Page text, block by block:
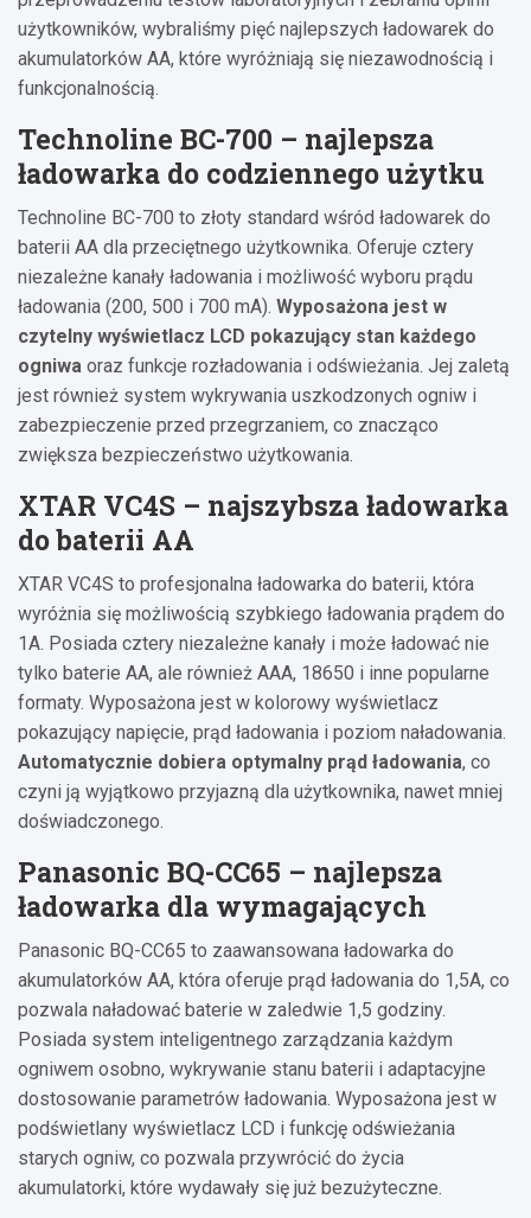
użytkowników, wybraliśmy pięć najlepszych ładowarek do
akumulatorków AA, które wyróżniają się niezawodnością i
funkcjonalnością.
Technoline BC-700 – najlepsza
ładowarka do codziennego użytku
Technoline BC-700 to złoty standard wśród ładowarek do
baterii AA dla przeciętnego użytkownika. Oferuje cztery
niezależne kanały ładowania i możliwość wyboru prądu
ładowania (200, 500 i 700 mA). Wyposażona jest w
czytelny wyświetlacz LCD pokazujący stan każdego
ogniwa oraz funkcje rozładowania i odświeżania. Jej zaletą
jest również system wykrywania uszkodzonych ogniw i
zabezpieczenie przed przegrzaniem, co znacząco
zwiększa bezpieczeństwo użytkowania.
XTAR VC4S – najszybsza ładowarka
do baterii AA
XTAR VC4S to profesjonalna ładowarka do baterii, która
wyróżnia się możliwością szybkiego ładowania prądem do
1A. Posiada cztery niezależne kanały i może ładować nie
tylko baterie AA, ale również AAA, 18650 i inne popularne
formaty. Wyposażona jest w kolorowy wyświetlacz
pokazujący napięcie, prąd ładowania i poziom naładowania.
Automatycznie dobiera optymalny prąd ładowania, co
czyni ją wyjątkowo przyjazną dla użytkownika, nawet mniej
doświadczonego.
Panasonic BQ-CC65 – najlepsza
ładowarka dla wymagających
Panasonic BQ-CC65 to zaawansowana ładowarka do
akumulatorków AA, która oferuje prąd ładowania do 1,5A, co
pozwala naładować baterie w zaledwie 1,5 godziny.
Posiada system inteligentnego zarządzania każdym
ogniwem osobno, wykrywanie stanu baterii i adaptacyjne
dostosowanie parametrów ładowania. Wyposażona jest w
podświetlany wyświetlacz LCD i funkcję odświeżania
starych ogniw, co pozwala przywrócić do życia
akumulatorki, które wydawały się już bezużyteczne.